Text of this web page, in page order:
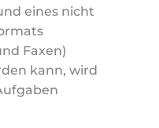
eines nicht
Faxen)
kann, wird